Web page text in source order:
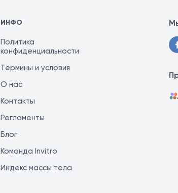
ИНФО
Политика
конфиденциальности
Термины и условия
О нас
Контакты
Регламенты
Блог
Команда Invitro
Индекс массы тела